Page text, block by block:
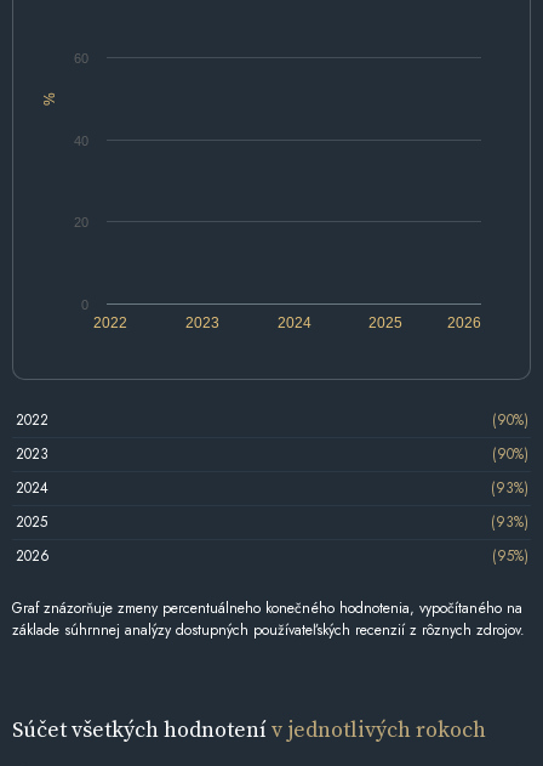
%
2022 2024 2026
2023 2025
0
20
40
60
2022
(90%)
2023
(90%)
2024
(93%)
2025
(93%)
2026
(95%)
Graf znázorňuje zmeny percentuálneho konečného hodnotenia, vypočítaného na
základe súhrnnej analýzy dostupných používateľských recenzií z rôznych zdrojov.
Súčet všetkých hodnotenív jednotlivých rokoch